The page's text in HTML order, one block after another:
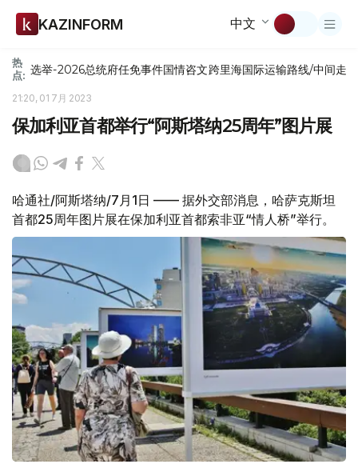
KAZINFORM 中文
热
点: 选举-2026总统府任免事件国情咨文跨里海国际运输路线/中间走廊
21:20, 01 7月 2023
保加利亚首都举行“阿斯塔纳25周年”图片展
哈通社/阿斯塔纳/7月1日 —— 据外交部消息，哈萨克斯坦
首都25周年图片展在保加利亚首都索非亚“情人桥”举行。